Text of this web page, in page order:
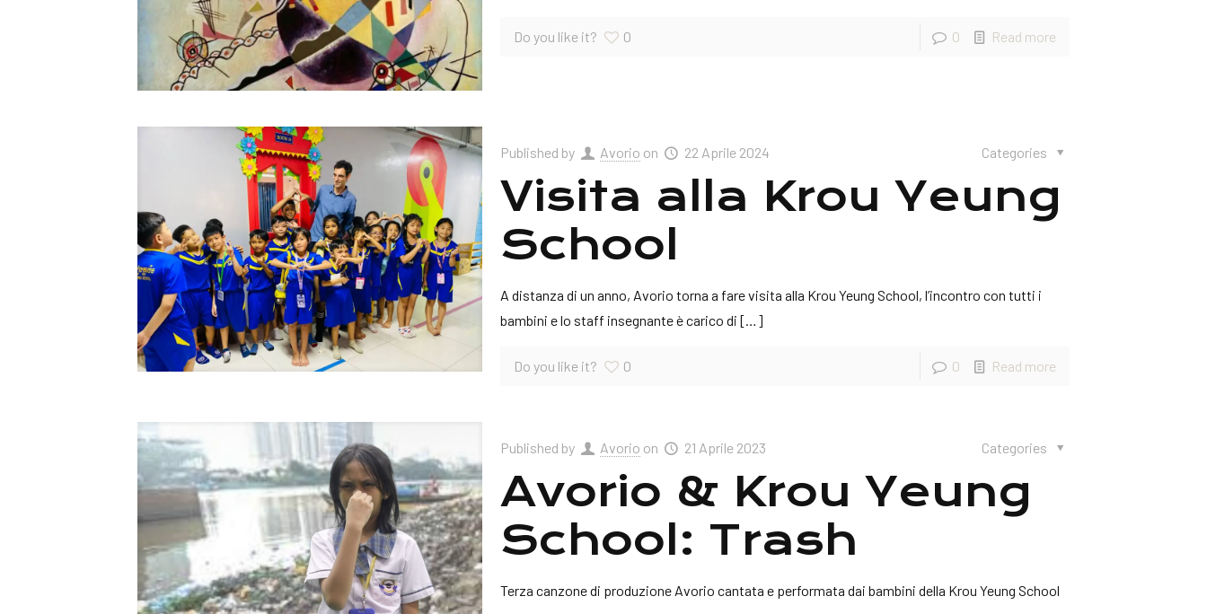
Do you like it? 0 0 Read more
Published by Avorio on 22 Aprile 2024 Categories
Visita alla Krou Yeung
School
A distanza di un anno, Avorio torna a fare visita alla Krou Yeung School, l’incontro con tutti i
bambini e lo staff insegnante è carico di […]
Do you like it? 0 0 Read more
Published by Avorio on 21 Aprile 2023 Categories
Avorio & Krou Yeung
School: Trash
Terza canzone di produzione Avorio cantata e performata dai bambini della Krou Yeung School